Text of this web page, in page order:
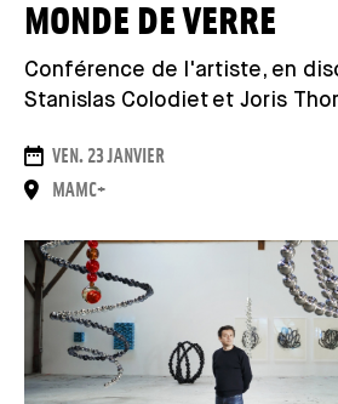
MONDE DE VERRE
Conférence de l'artiste, en
Stanislas Colodiet et Joris
DAUER
VEN. 23 JANVIER
ORT
MAMC+